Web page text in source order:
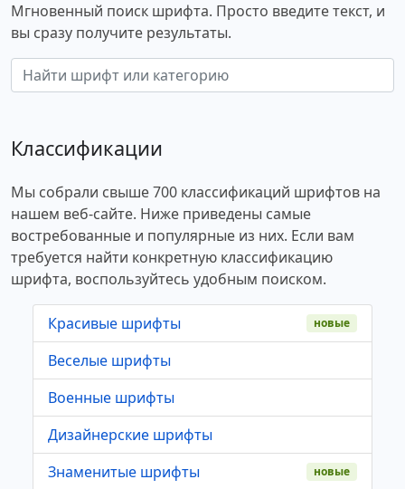
Мгновенный поиск шрифта. Просто введите текст, и
вы сразу получите результаты.
Классификации
Мы собрали свыше 700 классификаций шрифтов на
нашем веб-сайте. Ниже приведены самые
востребованные и популярные из них. Если вам
требуется найти конкретную классификацию
шрифта, воспользуйтесь удобным поиском.
Красивые шрифты новые
Веселые шрифты
Военные шрифты
Дизайнерские шрифты
Знаменитые шрифты
новые